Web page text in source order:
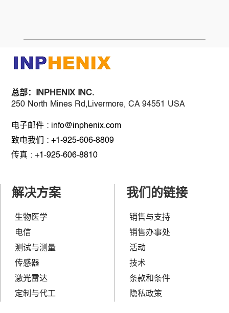
总部：
INPHENIX INC.
250 North Mines Rd,Livermore, CA 94551 USA
电子邮件 : info@inphenix.com
致电我们 : +1-925-606-8809
传真 : +1-925-606-8810
解决方案
生物医学
电信
测试与测量
传感器
激光雷达
定制与代工
我们的链接
销售与支持
销售办事处
活动
技术
条款和条件
隐私政策